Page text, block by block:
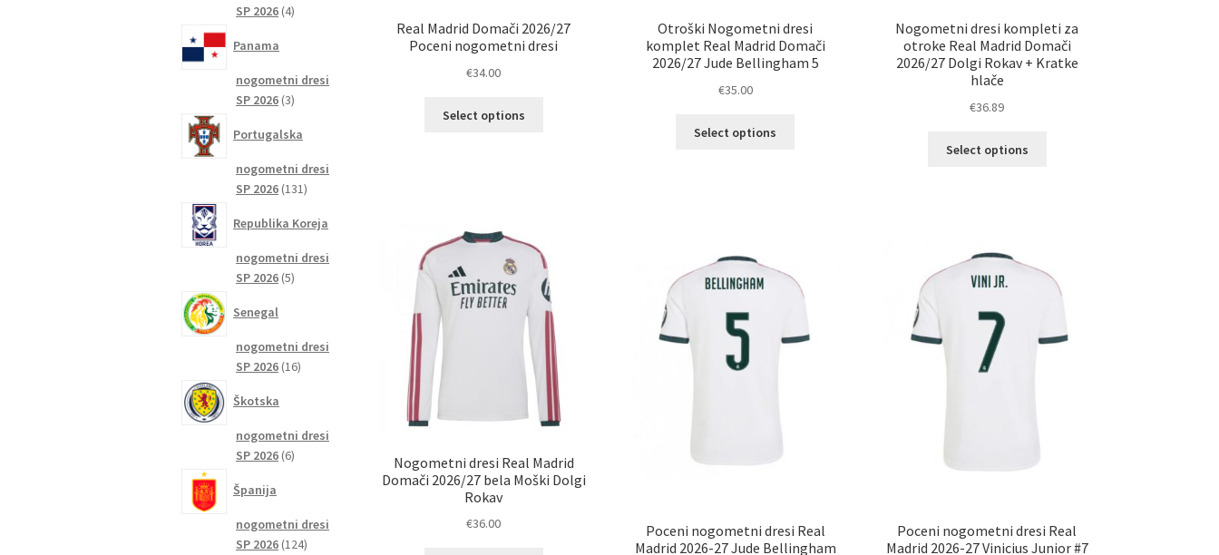
Real Madrid Domači 2026/27
Poceni nogometni dresi
€34.00
Select options
na
strani
izdelka
Otroški Nogometni dresi
komplet Real Madrid Domači
2026/27 Jude Bellingham 5
€35.00
Select options
na
Nogometni dresi kompleti za
otroke Real Madrid Domači
2026/27 Dolgi Rokav + Kratke
hlače
€36.89
Select options
izberete
izdelka
Nogometni dresi Real Madrid
Domači 2026/27 bela Moški Dolgi
Rokav
€36.00
Poceni nogometni dresi Real
Madrid 2026-27 Jude Bellingham
Poceni nogometni dresi Real
Madrid 2026-27 Vinicius Junior #7
SP 2026 44
Panama
nogometni dresi
SP 2026 33
Portugalska
nogometni dresi
SP 2026 131131
Republika Koreja
nogometni dresi
SP 2026 55
Senegal
nogometni dresi
SP 2026 1616
Škotska
nogometni dresi
SP 2026 66
Španija
nogometni dresi
SP 2026 124124